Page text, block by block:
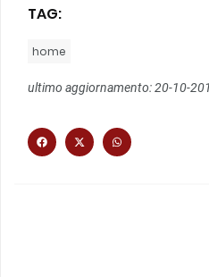
TAG:
home
ultimo aggiornamento: 20-10-